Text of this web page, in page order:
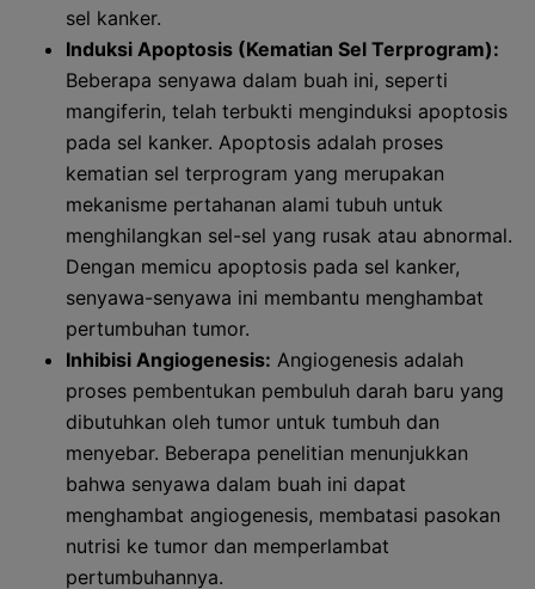
sel kanker.
Induksi Apoptosis (Kematian Sel Terprogram):
Beberapa senyawa dalam buah ini, seperti
mangiferin, telah terbukti menginduksi apoptosis
pada sel kanker. Apoptosis adalah proses
kematian sel terprogram yang merupakan
mekanisme pertahanan alami tubuh untuk
menghilangkan sel-sel yang rusak atau abnormal.
Dengan memicu apoptosis pada sel kanker,
senyawa-senyawa ini membantu menghambat
pertumbuhan tumor.
Inhibisi Angiogenesis: Angiogenesis adalah
proses pembentukan pembuluh darah baru yang
dibutuhkan oleh tumor untuk tumbuh dan
menyebar. Beberapa penelitian menunjukkan
bahwa senyawa dalam buah ini dapat
menghambat angiogenesis, membatasi pasokan
nutrisi ke tumor dan memperlambat
pertumbuhannya.